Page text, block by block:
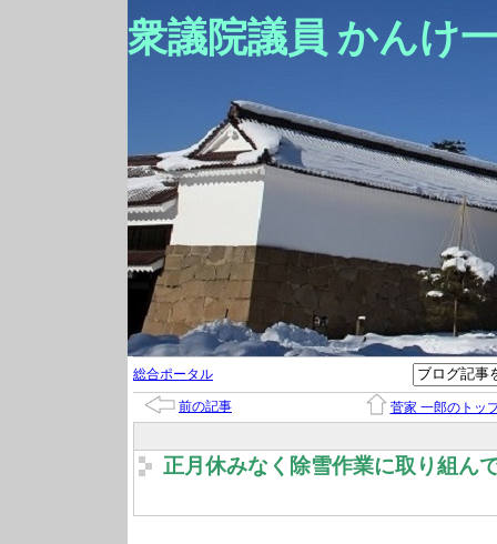
衆議院議員 かんけ
総合ポータル
前の記事 菅家 一郎のトッ
正月休みなく除雪作業に取り組ん